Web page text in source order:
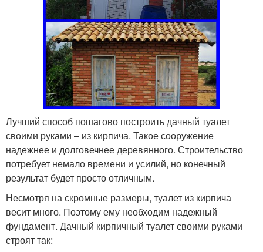
Лучший способ пошагово построить дачный туалет
своими руками – из кирпича. Такое сооружение
надежнее и долговечнее деревянного. Строительство
потребует немало времени и усилий, но конечный
результат будет просто отличным.
Несмотря на скромные размеры, туалет из кирпича
весит много. Поэтому ему необходим надежный
фундамент. Дачный кирпичный туалет своими руками
строят так: